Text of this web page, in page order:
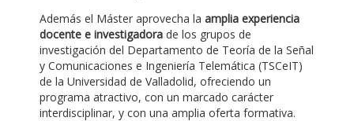
Además el Máster aprovecha la amplia experiencia
docente e investigadora de los grupos de
investigación del Departamento de Teoría de la Señal
y Comunicaciones e Ingeniería Telemática (TSCeIT)
de la Universidad de Valladolid, ofreciendo un
programa atractivo, con un marcado carácter
interdisciplinar, y con una amplia oferta formativa.